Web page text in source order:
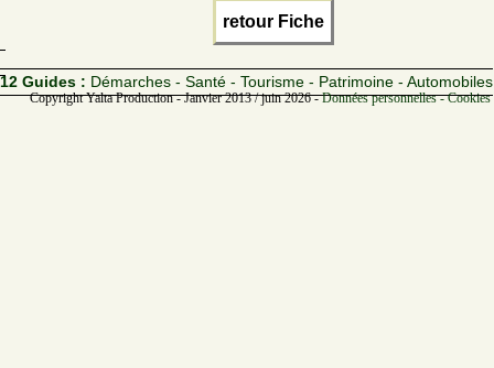
retour Fiche
12 Guides : Démarches - Santé - Tourisme - Patrimoine - Automobiles
Copyright Yalta Production - Janvier 2013 / juin 2026 -Données personnelles -